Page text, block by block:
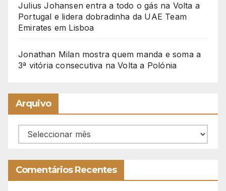
Julius Johansen entra a todo o gás na Volta a
Portugal e lidera dobradinha da UAE Team
Emirates em Lisboa
Jonathan Milan mostra quem manda e soma a
3ª vitória consecutiva na Volta a Polónia
Arquivo
Arquivo
Comentários Recentes